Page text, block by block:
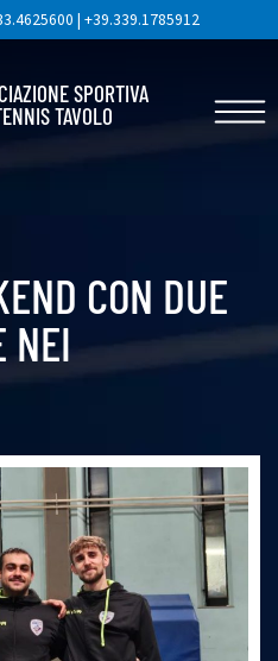
| +39.339.1785912
SPORTIVA
TAVOLO
CON DUE
NEI